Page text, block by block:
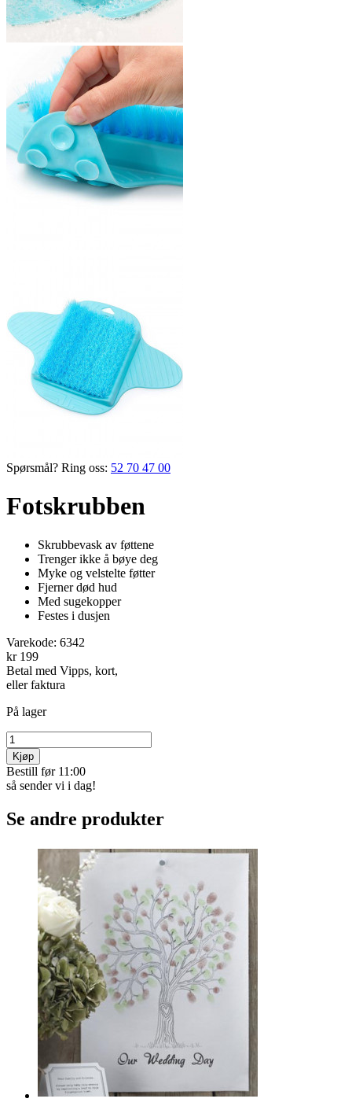
Spørsmål? Ring oss: 52 70 47 00
Fotskrubben
Skrubbevask av føttene
Trenger ikke å bøye deg
Myke og velstelte føtter
Fjerner død hud
Med sugekopper
Festes i dusjen
Varekode: 6342
kr 199
Betal med Vipps, kort,
eller faktura
På lager
Kjøp
Bestill før 11:00
så sender vi i dag!
Se andre produkter